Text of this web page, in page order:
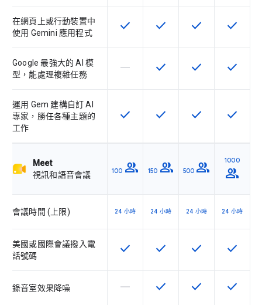
在網頁上或行動裝置中
使用 Gemini 應用程式
這項功能適用於該 SKU
check 這項功能適用於該 SKU
check 這項功能適用於
check 這項功
check
Google 最強大的 AI 模
型，能處理複雜任務
這個 SKU 不支援這項功能
horizontal_rule 這項功能適用於該 SKU
check 這項功能適用於
check 這項功
check
運用 Gem 建構自訂 AI
專家，勝任各種主題的
工作
這項功能適用於該 SKU
check 這項功能適用於該 SKU
check 這項功能適用於
check 這項功
check
Meet
視訊和語音會議
100 group 150 group 500 group 1000
group
會議時間 (上限) 24 小時 24 小時 24 小時 24 小時
美國或國際會議撥入電
話號碼
這項功能適用於該 SKU
check 這項功能適用於該 SKU
check 這項功能適用於
check 這項功
check
錄音室效果降噪 這個 SKU 不支援這項功能
horizontal_rule 這項功能適用於該 SKU
check 這項功能適用於
check 這項功
check